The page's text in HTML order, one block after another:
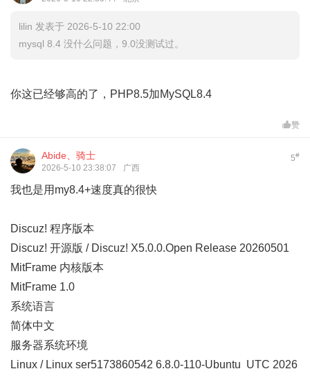
lilin 发表于 2026-5-10 22:00
mysql 8.4 没什么问题，9.0没测试过。
你这已经够高的了，PHP8.5加MySQL8.4
赞
5#
Abide、骑士
2026-5-10 23:38:07 广西
我也是用my8.4+速度真的很快
Discuz! 程序版本
Discuz! 开源版 / Discuz! X5.0.0.Open Release 20260501
MitFrame 内核版本
MitFrame 1.0
系统语言
简体中文
服务器系统环境
Linux / Linux ser5173860542 6.8.0-110-Ubuntu UTC 2026